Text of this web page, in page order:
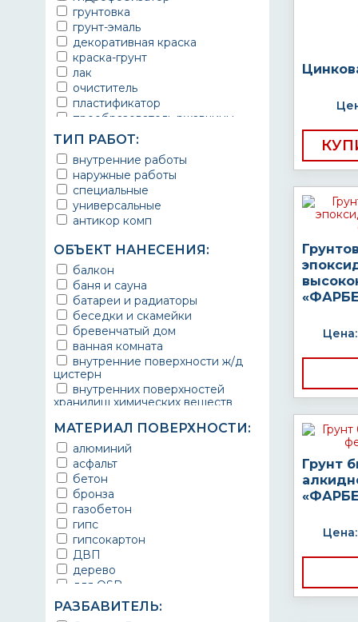
грунтовка
грунт-эмаль
декоративная краска
краска-грунт
лак
очиститель
пластификатор
преобразователь ржавчины
эмаль
Краска
Покрытие
грунт эмаль
защитное покрытие
ТИП РАБОТ:
внутренние работы
наружные работы
специальные
универсальные
антикор комп
ОБЪЕКТ НАНЕСЕНИЯ:
балкон
баня и сауна
батареи и радиаторы
беседки и скамейки
бревенчатый дом
ванная комната
внутренние поверхности ж/д
цистерн
внутренних поверхностей
хранилищ химических веществ
ворота
выхлопные системы
автомобилей
газопроводы
гараж
гидротехнические сооружения
городской транспорт
грузовые вагоны
двери металлические
детали двигателей
детали машин
для автомобилей
МАТЕРИАЛ ПОВЕРХНОСТИ:
алюминий
асфальт
бетон
бронза
газобетон
гипс
гипсокартон
ДВП
дерево
для OSB
для бетона
для гипса
РАЗБАВИТЕЛЬ:
Цена:
Грунт
Цена: